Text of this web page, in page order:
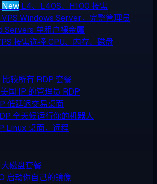
New L4、L40S、H100 按需
Windows Server，完整管理员
Servers 单租户裸金属
按需选择 CPU、内存、磁盘
比较所有 RDP 套餐
美国 IP 的管理员 RDP
低延迟交易桌面
全天候运行你的机器人
Linux 桌面，远程
大磁盘套餐
启动你自己的镜像